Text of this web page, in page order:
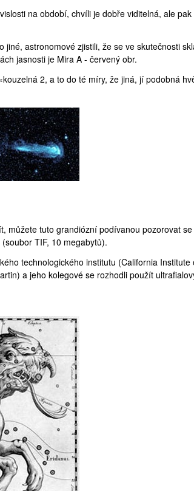
na období, chvíli je dobře viditelná, ale
astronomové zjistili, že se ve skutečnosti
jasnosti je Mira A - červený obr.
2, a to do té míry, že jiná, jí podobná
můžete tuto grandiózní podívanou pozorovat
(soubor TIF, 10 megabytů).
technologického institutu (California Institute
a jeho kolegové se rozhodli použít